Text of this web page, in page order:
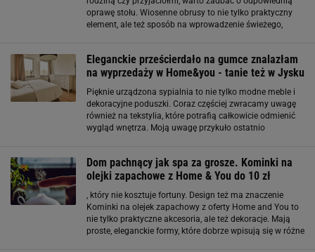
oprawę stołu. Wiosenne obrusy to nie tylko praktyczny
element, ale też sposób na wprowadzenie świeżego,
Eleganckie prześcierdało na gumce znalazłam
na wyprzedaży w Home&you - tanie też w Jysku
Pięknie urządzona sypialnia to nie tylko modne meble i
dekoracyjne poduszki. Coraz częściej zwracamy uwagę
również na tekstylia, które potrafią całkowicie odmienić
wygląd wnętrza. Moją uwagę przykuło ostatnio
Dom pachnący jak spa za grosze. Kominki na
olejki zapachowe z Home & You do 10 zł
, który nie kosztuje fortuny. Design też ma znaczenie
Kominki na olejek zapachowy z oferty Home and You to
nie tylko praktyczne akcesoria, ale też dekoracje. Mają
proste, eleganckie formy, które dobrze wpisują się w różne